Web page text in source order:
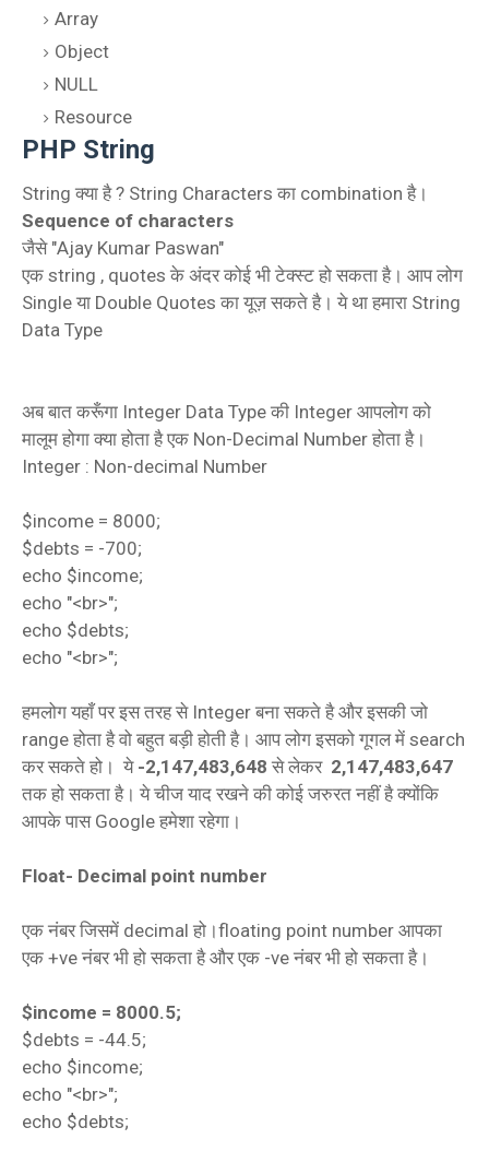
Array
Object
NULL
Resource
PHP String
String क्या है ? String Characters का combination है।
Sequence of characters
जैसे "Ajay Kumar Paswan"
एक string , quotes के अंदर कोई भी टेक्स्ट हो सकता है। आप लोग
Single या Double Quotes का यूज़ सकते है। ये था हमारा String
Data Type
अब बात करूँगा Integer Data Type की Integer आपलोग को
मालूम होगा क्या होता है एक Non-Decimal Number होता है।
Integer : Non-decimal Number
$income = 8000;
$debts = -700;
echo $income;
echo "<br>";
echo $debts;
echo "<br>";
हमलोग यहाँ पर इस तरह से Integer बना सकते है और इसकी जो
range होता है वो बहुत बड़ी होती है। आप लोग इसको गूगल में search
कर सकते हो। ये -2,147,483,648 से लेकर2,147,483,647
तक हो सकता है। ये चीज याद रखने की कोई जरुरत नहीं है क्योंकि
आपके पास Google हमेशा रहेगा।
Float- Decimal point number
एक नंबर जिसमें decimal हो।floating point number आपका
एक +ve नंबर भी हो सकता है और एक -ve नंबर भी हो सकता है।
$income = 8000.5;
$debts = -44.5;
echo $income;
echo "<br>";
echo $debts;